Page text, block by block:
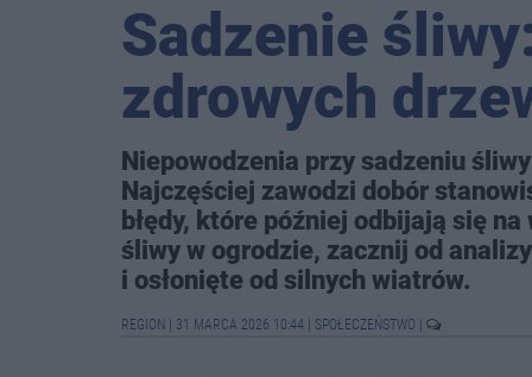
Sadzenie
zdrowych
Niepowodzenia przy sadzeniu
Najczęściej zawodzi dobór
błędy, które później odbijają się
śliwy w ogrodzie, zacznij od
i osłonięte od silnych wiatrów.
REGION 31 MARCA 2026 10:44 SPOŁECZEŃSTWO